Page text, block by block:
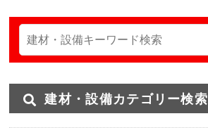
建材・設備カテゴリー検索